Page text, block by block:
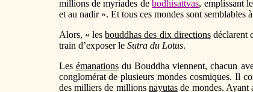
millions de myriades debodhisattvas, emplissant
et au nadir ». Et tous ces mondes sont semblables
Alors, « lesbouddhas des dix directionsdéclarent
train d’exposer le Sutra du Lotus.
Les émanationsdu Bouddha viennent, chacun
conglomérat de plusieurs mondes cosmiques. Il
des milliers de millions nayutasde mondes. Ayant